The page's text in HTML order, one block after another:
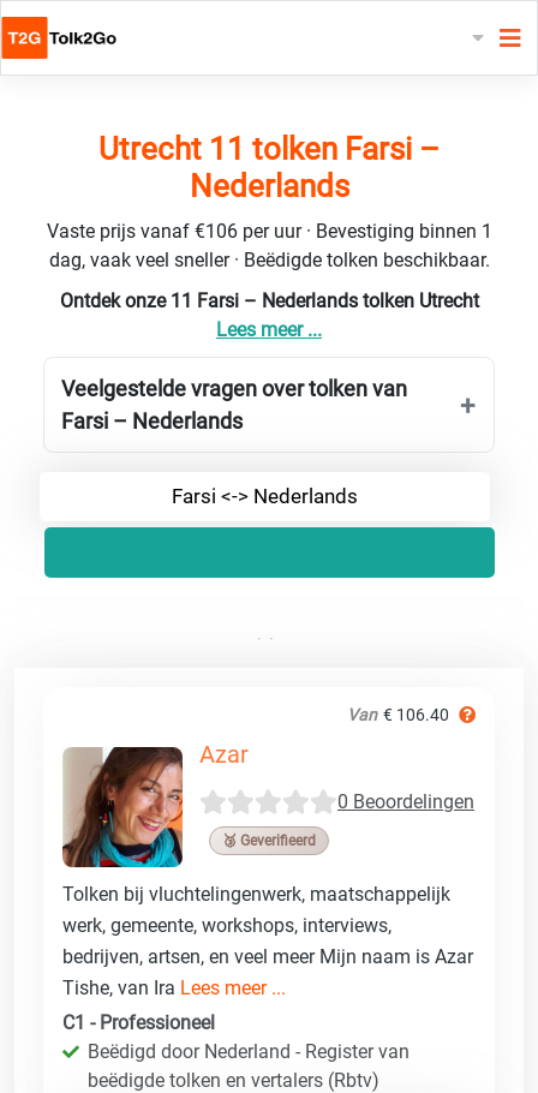
Utrecht 11 tolken Farsi –
Nederlands
Vaste prijs vanaf €106 per uur · Bevestiging binnen 1
dag, vaak veel sneller · Beëdigde tolken beschikbaar.
Ontdek onze 11 Farsi – Nederlands tolken Utrecht
Lees meer ...
Veelgestelde vragen over tolken van
Farsi – Nederlands
Farsi <-> Nederlands
Van € 106.40
Azar
0 Beoordelingen
🥉 Geverifieerd
Tolken bij vluchtelingenwerk, maatschappelijk
werk, gemeente, workshops, interviews,
bedrijven, artsen, en veel meer Mijn naam is Azar
Tishe, van Ira Lees meer ...
C1 - Professioneel
Beëdigd door Nederland - Register van
beëdigde tolken en vertalers (Rbtv)